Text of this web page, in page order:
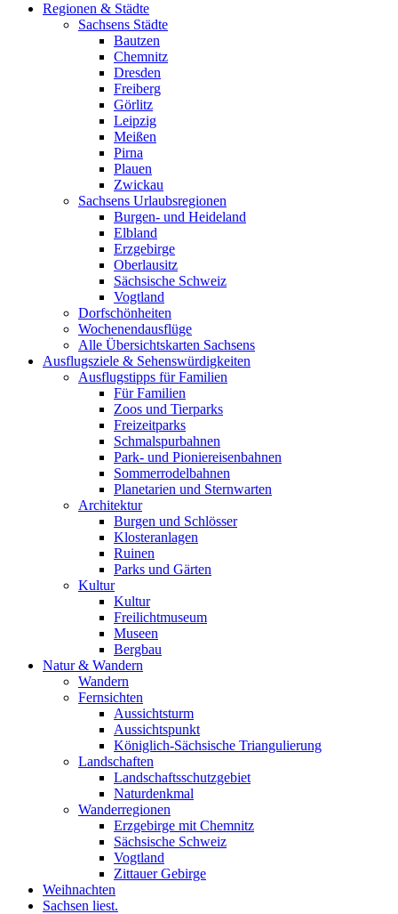
Regionen & Städte
Sachsens Städte
Bautzen
Chemnitz
Dresden
Freiberg
Görlitz
Leipzig
Meißen
Pirna
Plauen
Zwickau
Sachsens Urlaubsregionen
Burgen- und Heideland
Elbland
Erzgebirge
Oberlausitz
Sächsische Schweiz
Vogtland
Dorfschönheiten
Wochenendausflüge
Alle Übersichtskarten Sachsens
Ausflugsziele & Sehenswürdigkeiten
Ausflugstipps für Familien
Für Familien
Zoos und Tierparks
Freizeitparks
Schmalspurbahnen
Park- und Pioniereisenbahnen
Sommerrodelbahnen
Planetarien und Sternwarten
Architektur
Burgen und Schlösser
Klosteranlagen
Ruinen
Parks und Gärten
Kultur
Kultur
Freilichtmuseum
Museen
Bergbau
Natur & Wandern
Wandern
Fernsichten
Aussichtsturm
Aussichtspunkt
Königlich-Sächsische Triangulierung
Landschaften
Landschaftsschutzgebiet
Naturdenkmal
Wanderregionen
Erzgebirge mit Chemnitz
Sächsische Schweiz
Vogtland
Zittauer Gebirge
Weihnachten
Sachsen liest.